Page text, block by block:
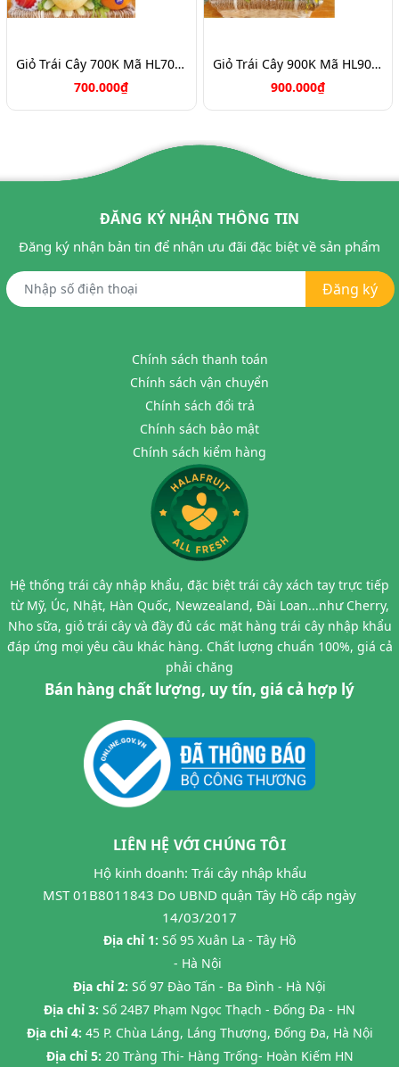
Giỏ Trái Cây 700K Mã HL7088
700.000₫
Giỏ Trái Cây 900K Mã HL9031
900.000₫
ĐĂNG KÝ NHẬN THÔNG TIN
Đăng ký nhận bản tin để nhận ưu đãi đặc biệt về sản phẩm
Đăng ký
Chính sách thanh toán
Chính sách vận chuyển
Chính sách đổi trả
Chính sách bảo mật
Chính sách kiểm hàng
Hệ thống trái cây nhập khẩu, đặc biệt trái cây xách tay trực tiếp
từ Mỹ, Úc, Nhật, Hàn Quốc, Newzealand, Đài Loan...như Cherry,
Nho sữa, giỏ trái cây và đầy đủ các mặt hàng trái cây nhập khẩu
đáp ứng mọi yêu cầu khác hàng. Chất lượng chuẩn 100%, giá cả
phải chăng
Bán hàng chất lượng, uy tín, giá cả hợp lý
LIÊN HỆ VỚI CHÚNG TÔI
Hộ kinh doanh: Trái cây nhập khẩu
MST 01B8011843 Do UBND quận Tây Hồ cấp ngày
14/03/2017
Địa chỉ 1: Số 95 Xuân La - Tây Hồ
- Hà Nội
Địa chỉ 2: Số 97 Đào Tấn - Ba Đình - Hà Nội
Địa chỉ 3: Số 24B7 Phạm Ngọc Thạch - Đống Đa - HN
Địa chỉ 4: 45 P. Chùa Láng, Láng Thượng, Đống Đa, Hà Nội
Địa chỉ 5: 20 Tràng Thi- Hàng Trống- Hoàn Kiếm HN